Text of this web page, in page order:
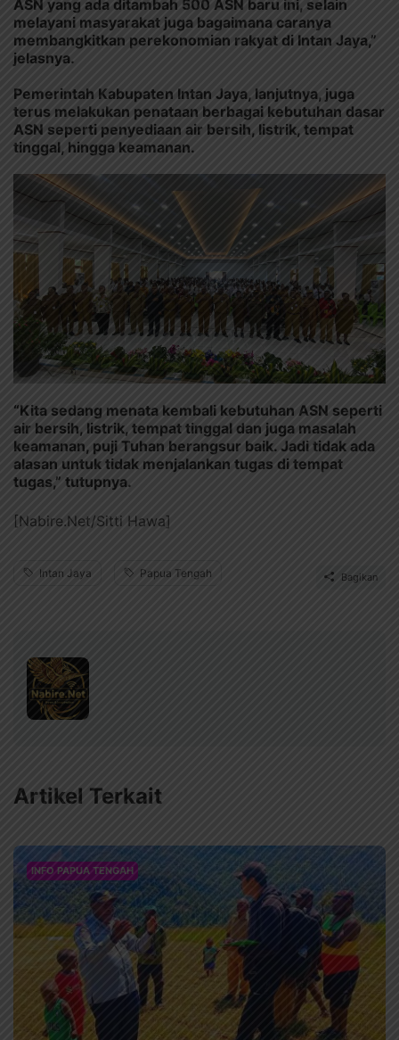
ASN yang ada ditambah 500 ASN baru ini, selain
melayani masyarakat juga bagaimana caranya
membangkitkan perekonomian rakyat di Intan Jaya,”
jelasnya.
Pemerintah Kabupaten Intan Jaya, lanjutnya, juga
terus melakukan penataan berbagai kebutuhan dasar
ASN seperti penyediaan air bersih, listrik, tempat
tinggal, hingga keamanan.
“Kita sedang menata kembali kebutuhan ASN seperti
air bersih, listrik, tempat tinggal dan juga masalah
keamanan, puji Tuhan berangsur baik. Jadi tidak ada
alasan untuk tidak menjalankan tugas di tempat
tugas,” tutupnya.
[Nabire.Net/Sitti Hawa]
Intan Jaya Papua Tengah Bagikan
Artikel Terkait
INFO PAPUA TENGAH